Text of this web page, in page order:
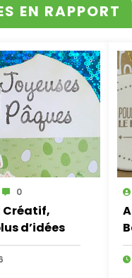
EN RAPPORT
0
Créatif,
d’idées